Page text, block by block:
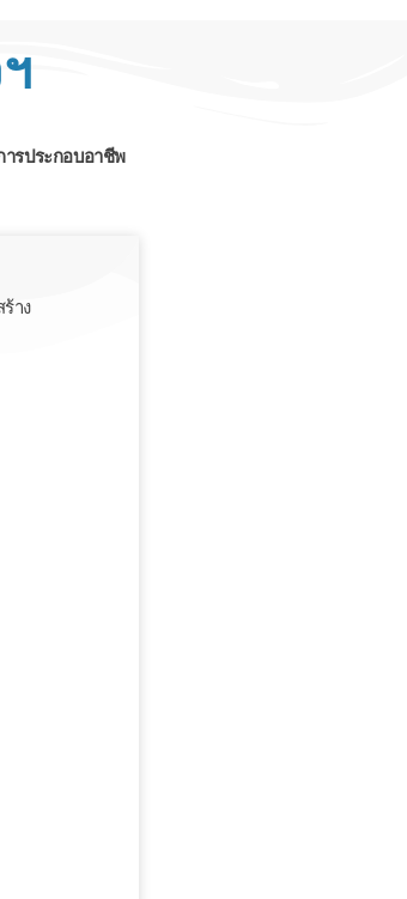
ารประกอบอาชีพ
าง